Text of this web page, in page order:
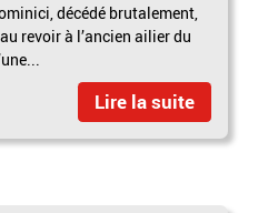
décédé brutalement,
revoir à l’ancien ailier du
Lire la suite